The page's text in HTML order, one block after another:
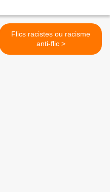
Flics racistes ou racisme
anti-flic >